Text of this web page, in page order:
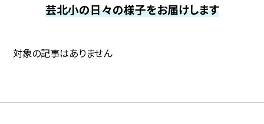
芸北小の日々の様子をお届けします
対象の記事はありません